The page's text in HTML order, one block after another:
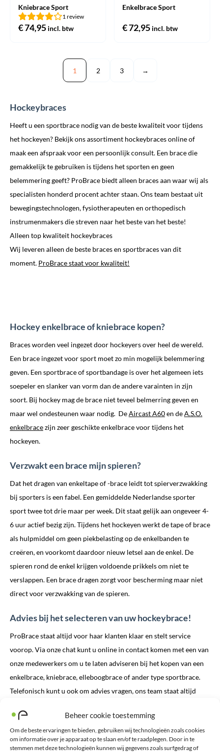
Beheer cookie toestemming
Om de beste ervaringen te bieden, gebruiken wij technologieën zoals cookies
om informatie over je apparaat op te slaan en/of te raadplegen. Door in te
stemmen met deze technologieën kunnen wij gegevens zoals surfgedrag of
Kniebrace Sport
1 review
€74,95 incl. btw
Enkelbrace Sport
€72,95 incl. btw
1 2 3 →
Hockeybraces
Heeft u een sportbrace nodig van de beste kwaliteit voor tijdens
het hockeyen? Bekijk ons assortiment hockeybraces online of
maak een afspraak voor een persoonlijk consult. Een brace die
gemakkelijk te gebruiken is tijdens het sporten en geen
belemmering geeft? ProBrace biedt alleen braces aan waar wij als
specialisten honderd procent achter staan. Ons team bestaat uit
bewegingstechnologen, fysiotherapeuten en orthopedisch
instrumenmakers die streven naar het beste van het beste!
Alleen top kwaliteit hockeybraces
Wij leveren alleen de beste braces en sportbraces van dit
moment. ProBrace staat voor kwaliteit!
Hockey enkelbrace of kniebrace kopen?
Braces worden veel ingezet door hockeyers over heel de wereld.
Een brace ingezet voor sport moet zo min mogelijk belemmering
geven. Een sportbrace of sportbandage is over het algemeen iets
soepeler en slanker van vorm dan de andere varainten in zijn
soort. Bij hockey mag de brace niet teveel belmerring geven en
maar wel ondesteunen waar nodig. DeAircast A60en deA.S.O.
enkelbracezijn zeer geschikte enkelbrace voor tijdens het
hockeyen.
Verzwakt een brace mijn spieren?
Dat het dragen van enkeltape of -brace leidt tot spierverzwakking
bij sporters is een fabel. Een gemiddelde Nederlandse sporter
sport twee tot drie maar per week. Dit staat gelijk aan ongeveer 4-
6 uur actief bezig zijn. Tijdens het hockeyen werkt de tape of brace
als hulpmiddel om geen piekbelasting op de enkelbanden te
creëren, en voorkomt daardoor nieuw letsel aan de enkel. De
spieren rond de enkel krijgen voldoende prikkels om niet te
verslappen. Een brace dragen zorgt voor bescherming maar niet
direct voor verzwakking van de spieren.
Advies bij het selecteren van uw hockeybrace!
ProBrace staat altijd voor haar klanten klaar en stelt service
voorop. Via onze chat kunt u online in contact komen met een van
onze medewerkers om u te laten adviseren bij het kopen van een
enkelbrace, kniebrace, elleboogbrace of ander type sportbrace.
Telefonisch kunt u ook om advies vragen, ons team staat altijd
Maak dan telefonisch een afspraak op een van onze
aanmeetpunten.